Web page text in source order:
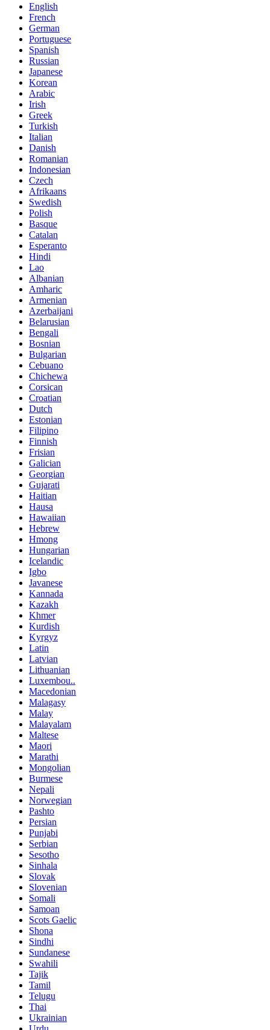
English
French
German
Portuguese
Spanish
Russian
Japanese
Korean
Arabic
Irish
Greek
Turkish
Italian
Danish
Romanian
Indonesian
Czech
Afrikaans
Swedish
Polish
Basque
Catalan
Esperanto
Hindi
Lao
Albanian
Amharic
Armenian
Azerbaijani
Belarusian
Bengali
Bosnian
Bulgarian
Cebuano
Chichewa
Corsican
Croatian
Dutch
Estonian
Filipino
Finnish
Frisian
Galician
Georgian
Gujarati
Haitian
Hausa
Hawaiian
Hebrew
Hmong
Hungarian
Icelandic
Igbo
Javanese
Kannada
Kazakh
Khmer
Kurdish
Kyrgyz
Latin
Latvian
Lithuanian
Luxembou..
Macedonian
Malagasy
Malay
Malayalam
Maltese
Maori
Marathi
Mongolian
Burmese
Nepali
Norwegian
Pashto
Persian
Punjabi
Serbian
Sesotho
Sinhala
Slovak
Slovenian
Somali
Samoan
Scots Gaelic
Shona
Sindhi
Sundanese
Swahili
Tajik
Tamil
Telugu
Thai
Ukrainian